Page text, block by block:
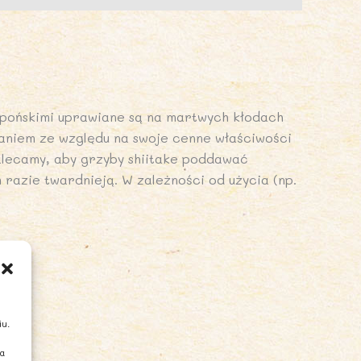
uprawiane są na martwych kłodach
ze względu na swoje cenne właściwości
aby grzyby shiitake poddawać
twardnieją. W zależności od użycia (np.